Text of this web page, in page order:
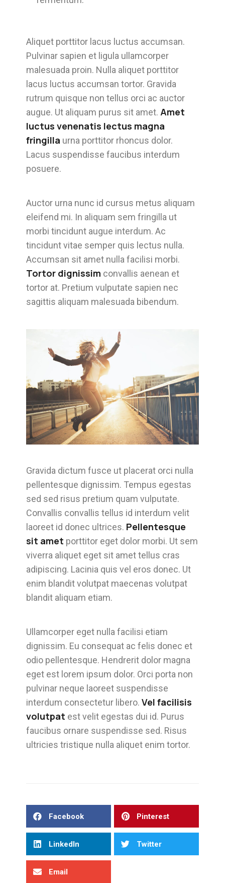
Aliquet porttitor lacus luctus accumsan.
Pulvinar sapien et ligula ullamcorper
malesuada proin. Nulla aliquet porttitor
lacus luctus accumsan tortor. Gravida
rutrum quisque non tellus orci ac auctor
augue. Ut aliquam purus sit amet. Amet
luctus venenatis lectus magna
fringilla urna porttitor rhoncus dolor.
Lacus suspendisse faucibus interdum
posuere.
Auctor urna nunc id cursus metus aliquam
eleifend mi. In aliquam sem fringilla ut
morbi tincidunt augue interdum. Ac
tincidunt vitae semper quis lectus nulla.
Accumsan sit amet nulla facilisi morbi.
Tortor dignissim convallis aenean et
tortor at. Pretium vulputate sapien nec
sagittis aliquam malesuada bibendum.
Gravida dictum fusce ut placerat orci nulla
pellentesque dignissim. Tempus egestas
sed sed risus pretium quam vulputate.
Convallis convallis tellus id interdum velit
laoreet id donec ultrices. Pellentesque
sit amet porttitor eget dolor morbi. Ut sem
viverra aliquet eget sit amet tellus cras
adipiscing. Lacinia quis vel eros donec. Ut
enim blandit volutpat maecenas volutpat
blandit aliquam etiam.
Ullamcorper eget nulla facilisi etiam
dignissim. Eu consequat ac felis donec et
odio pellentesque. Hendrerit dolor magna
eget est lorem ipsum dolor. Orci porta non
pulvinar neque laoreet suspendisse
interdum consectetur libero.Vel facilisis
volutpat est velit egestas dui id. Purus
faucibus ornare suspendisse sed. Risus
ultricies tristique nulla aliquet enim tortor.
Facebook Pinterest
LinkedIn Twitter
Email